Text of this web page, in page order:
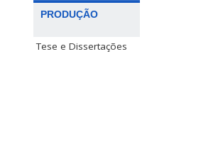
PRODUÇÃO
Tese e Dissertações